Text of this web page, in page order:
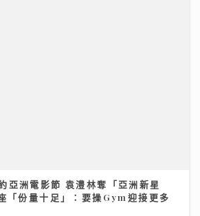
亞洲電影節 袁澧林奪「亞洲新星
「份量十足」：要操Gym迎接更多